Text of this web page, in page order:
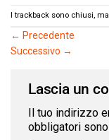
I trackback sono chiusi,
← Precedente
Successivo →
Lascia un
Il tuo indirizzo
obbligatori